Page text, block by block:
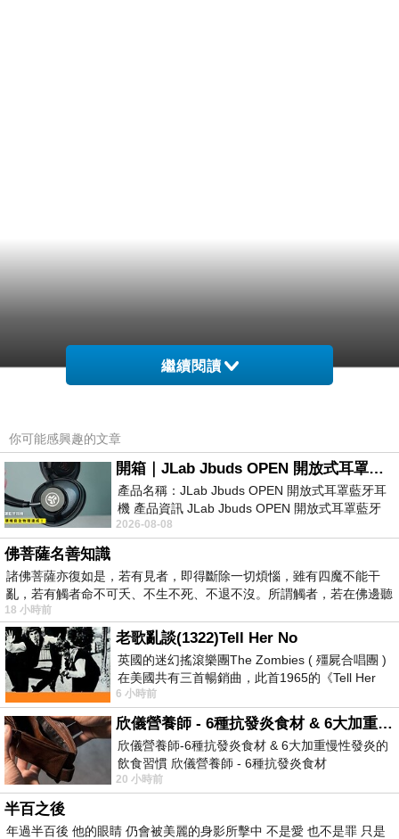
繼續閱讀
你可能感興趣的文章
開箱｜JLab Jbuds OPEN 開放式耳罩藍牙耳機 - 設計美學，輕巧、透氣、環境音全物理達成！
產品名稱：JLab Jbuds OPEN 開放式耳罩藍牙耳
機 產品資訊 JLab Jbuds OPEN 開放式耳罩藍牙
耳機評語：非常有特色，值得喜愛美型工
2026-08-08
佛菩薩名善知識
諸佛菩薩亦復如是，若有見者，即得斷除一切煩惱，雖有四魔不能干
亂，若有觸者命不可夭、不生不死、不退不沒。所謂觸者，若在佛邊聽
受
18 小時前
老歌亂談(1322)Tell Her No
英國的迷幻搖滾樂團The Zombies ( 殭屍合唱團 )
在美國共有三首暢銷曲，此首1965的《Tell Her
No》即為其中之一，在告示牌百大單曲
6 小時前
欣儀營養師 - 6種抗發炎食材 & 6大加重慢性發炎的飲食習慣
欣儀營養師-6種抗發炎食材 & 6大加重慢性發炎的
飲食習慣 欣儀營養師 - 6種抗發炎食材
https://www.facebook.com/photo/?fbid=147
20 小時前
半百之後
年過半百後 他的眼睛 仍會被美麗的身影所擊中 不是愛 也不是罪 只是